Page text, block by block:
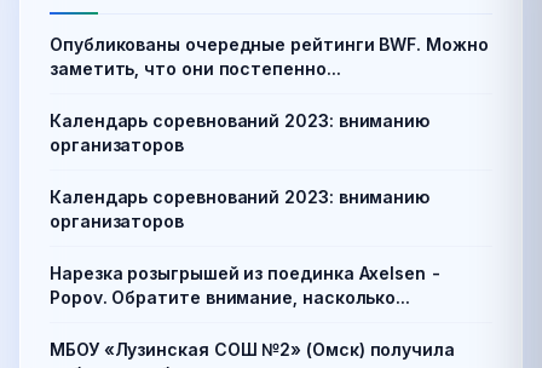
Опубликованы очередные рейтинги BWF. Можно
заметить, что они постепенно...
Календарь соревнований 2023: вниманию
организаторов
Календарь соревнований 2023: вниманию
организаторов
Нарезка розыгрышей из поединка Axelsen -
Popov. Обратите внимание, насколько...
МБОУ «Лузинская СОШ №2» (Омск) получила